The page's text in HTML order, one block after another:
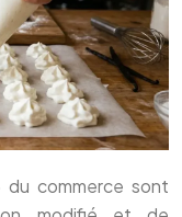
du commerce sont